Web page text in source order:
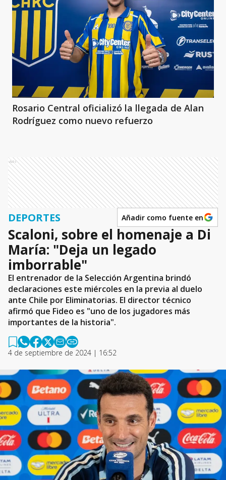
Rosario Central oficializó la llegada de Alan
Rodríguez como nuevo refuerzo
Ads
DEPORTES Añadir como fuente en
Scaloni, sobre el homenaje a Di
María: "Deja un legado
imborrable"
El entrenador de la Selección Argentina brindó
declaraciones este miércoles en la previa al duelo
ante Chile por Eliminatorias. El director técnico
afirmó que Fideo es "uno de los jugadores más
importantes de la historia".
4 de septiembre de 2024 | 16:52